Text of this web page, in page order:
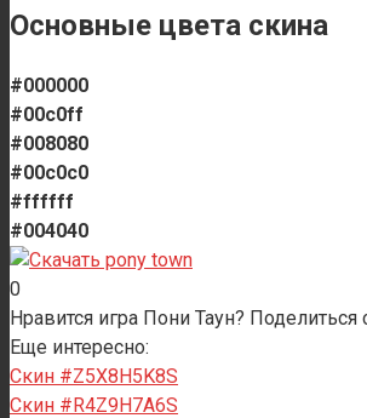
Основные цвета скина
#000000
#00c0ff
#008080
#00c0c0
#ffffff
#004040
0
Нравится игра Пони Таун? Поделиться
Еще интересно:
Скин #Z5X8H5K8S
Скин #R4Z9H7A6S